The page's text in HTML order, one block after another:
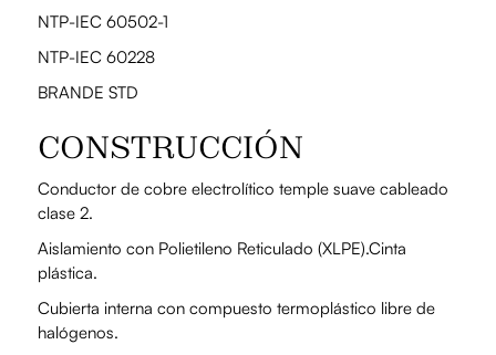
NTP-IEC 60502-1
NTP-IEC 60228
BRANDE STD
CONSTRUCCIÓN
Conductor de cobre electrolítico temple suave cableado
clase 2.
Aislamiento con Polietileno Reticulado (XLPE).Cinta
plástica.
Cubierta interna con compuesto termoplástico libre de
halógenos.